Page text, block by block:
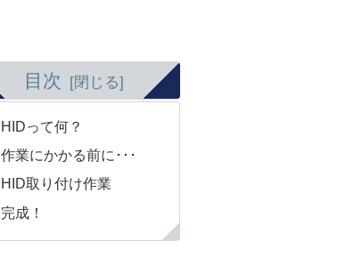
目次
HIDって何？
作業にかかる前に･･･
HID取り付け作業
完成！